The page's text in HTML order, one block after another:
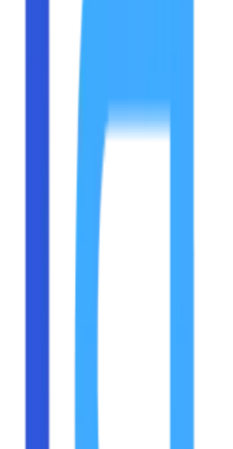
lambat adalah salah satu masalah
aktivitas dan produktivitas
penyebab utama
lambat bisa disebabkan oleh
mungkin mengalami gangguan